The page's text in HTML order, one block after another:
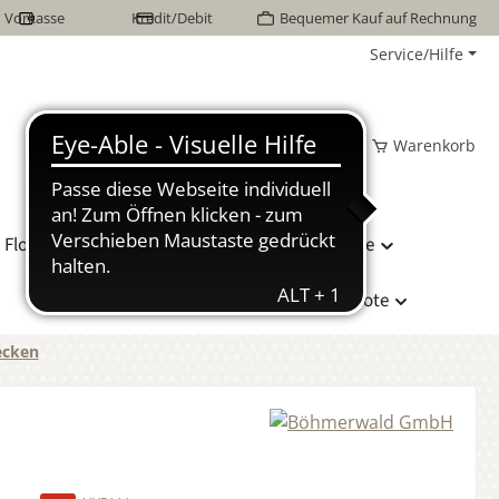
Vorkasse Kredit/Debit Bequemer Kauf auf Rechnung
Service/Hilfe
Wunschzettel Mein Konto Warenkorb
Flor Naturhaarbetten Bettwäsche
Sonderangebote